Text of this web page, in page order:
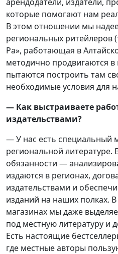
которые помогают нам
В этом отношении мы
региональных ритейлеров
Ра», работающая в
методично продвигаются
пытаются построить там
необходимые условия для
— Как выстраиваете
издательствами?
— У нас есть специальный
региональной
обязанности —
издаются в регионах,
издательствами и
изданий на наших полках.
магазинах мы даже
под местную литературу и
Есть настоящие
где местные авторы